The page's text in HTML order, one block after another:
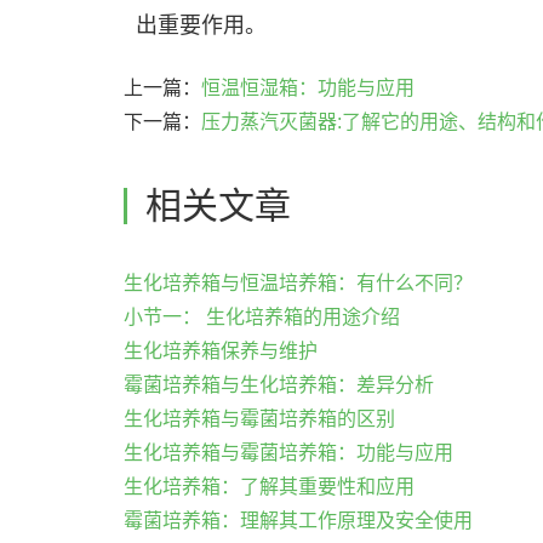
出重要作用。
上一篇： 恒温恒湿箱：功能与应用
下一篇： 压力蒸汽灭菌器:了解它的用途、结构和
相关文章
生化培养箱与恒温培养箱：有什么不同？
小节一： 生化培养箱的用途介绍
生化培养箱保养与维护
霉菌培养箱与生化培养箱：差异分析
生化培养箱与霉菌培养箱的区别
生化培养箱与霉菌培养箱：功能与应用
生化培养箱：了解其重要性和应用
霉菌培养箱：理解其工作原理及安全使用